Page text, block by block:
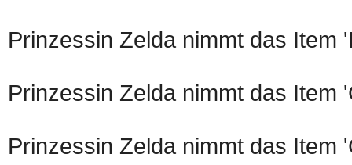
Prinzessin Zelda nimmt das Item
Prinzessin Zelda nimmt das Item
Prinzessin Zelda nimmt das Item